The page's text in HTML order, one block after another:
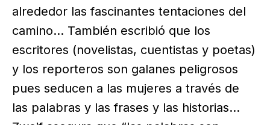
alrededor las fascinantes tentaciones del
camino… También escribió que los
escritores (novelistas, cuentistas y poetas)
y los reporteros son galanes peligrosos
pues seducen a las mujeres a través de
las palabras y las frases y las historias…